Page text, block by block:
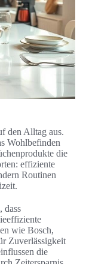
den Alltag aus.
Wohlbefinden
die
effiziente
Routinen
dass
wie Bosch,
Zuverlässigkeit
die